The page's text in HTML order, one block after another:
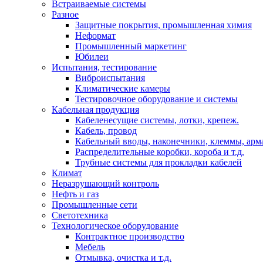
Встраиваемые системы
Разное
Защитные покрытия, промышленная химия
Неформат
Промышленный маркетинг
Юбилеи
Испытания, тестирование
Виброиспытания
Климатические камеры
Тестировочное оборудование и системы
Кабельная продукция
Кабеленесущие системы, лотки, крепеж.
Кабель, провод
Кабельный вводы, наконечники, клеммы,
Распределительные коробки, короба и т.д.
Трубные системы для прокладки кабелей
Климат
Неразрушающий контроль
Нефть и газ
Промышленные сети
Светотехника
Технологическое оборудование
Контрактное производство
Мебель
Отмывка, очистка и т.д.